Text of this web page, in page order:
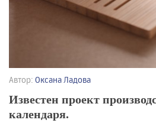
Автор: Оксана Ладова
Известен проект
календаря.